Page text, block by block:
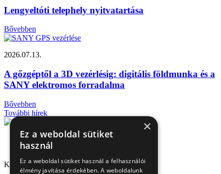
Lengyeltóti telephely nyitvatartása
Bővebben
2026.07.13.
A gőzgéptől a 3D vezérlésig: digitális földmunka és a
SANY elektromos forradalma
Bővebben
További hírek
Kapcsolat
×
Ez a weboldal sütiket
használ
Ez a weboldal sütiket használ a felhasználói
élmény javítása érdekében. A weboldalunk